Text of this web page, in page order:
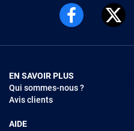
EN SAVOIR PLUS
Qui sommes-nous ?
Avis clients
AIDE